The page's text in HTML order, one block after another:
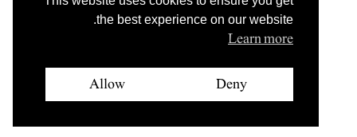
the best experience on our website.
Learn more
Deny
Allow